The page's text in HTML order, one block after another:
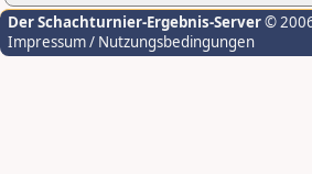
Der Schachturnier-Ergebnis-Server©
Impressum / Nutzungsbedingungen